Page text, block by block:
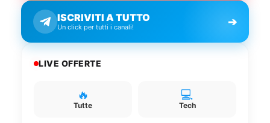
ISCRIVITI A TUTTO
Un click per tutti i canali! ➔
LIVE OFFERTE
🔥
Tutte
💻
Tech